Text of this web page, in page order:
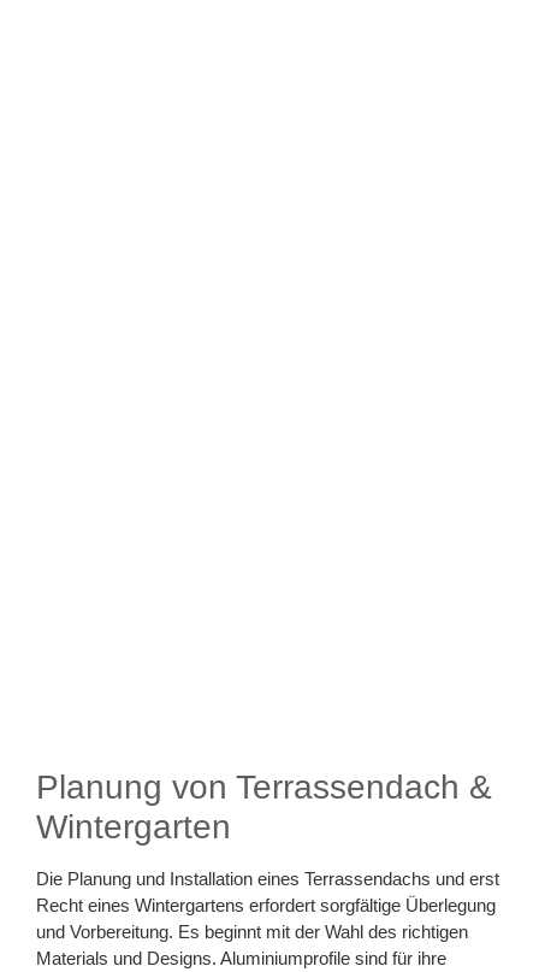
Planung von Terrassendach &
Wintergarten
Die Planung und Installation eines Terrassendachs und erst
Recht eines Wintergartens erfordert sorgfältige Überlegung
und Vorbereitung. Es beginnt mit der Wahl des richtigen
Materials und Designs. Aluminiumprofile sind für ihre